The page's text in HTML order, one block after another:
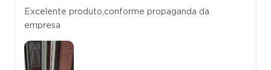
Excelente produto,conforme propaganda da
empresa